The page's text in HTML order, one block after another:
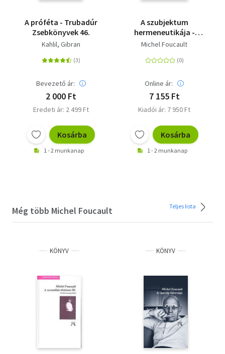
A próféta - Trubadúr
Zsebkönyvek 46.
Kahlil, Gibran
Bevezető ár:
2 000 Ft
Eredeti ár: 2 499 Ft
Kosárba
1 - 2 munkanap
A szubjektum
hermeneutikája -
Előadások a Collége de
1982)
Michel Foucault
Online ár:
7 155 Ft
Kiadói ár: 7 950 Ft
Kosárba
1 - 2 munkanap
Még több Michel Foucault Teljes lista
KÖNYV KÖNYV